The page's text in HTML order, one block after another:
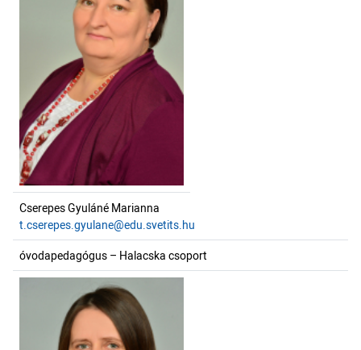
Cserepes Gyuláné Marianna
t.cserepes.gyulane@edu.svetits.hu
óvodapedagógus – Halacska csoport